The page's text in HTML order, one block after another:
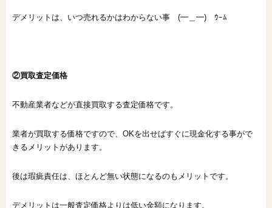
デメリットは、いつ売れるかはわからない事 (━＿━)ゝｳｰﾑ
②買取査定価格
不動産業者などが直接買取する査定価格です。
業者が買取する価格ですので、OKを出せばすぐに現金化する事がで
きるメリットがあります。
後は瑕疵責任は、ほとんど無い状態になるのもメリットです。
デメリットは一般査定価格よりは低い金額になります。